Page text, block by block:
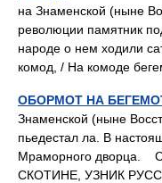
на Знаменской (ныне
революции памятник
народе о нем ходили
комод, / На комоде
ОБОРМОТ НА
Знаменской (ныне
пьедестал ла. В
Мраморного дворца.
СКОТИНЕ, УЗНИК